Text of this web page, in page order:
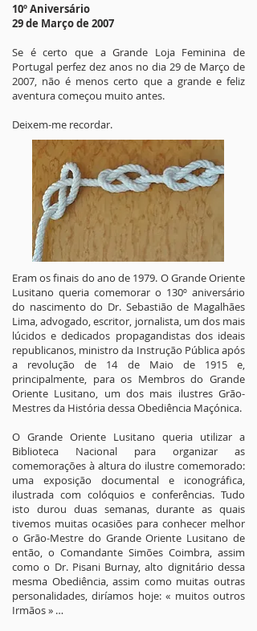
10º Aniversário
29 de Março de 2007
Se é certo que a Grande Loja Feminina de
Portugal perfez dez anos no dia 29 de Março de
2007, não é menos certo que a grande e feliz
aventura começou muito antes.
Deixem-me recordar.
Eram os finais do ano de 1979. O Grande Oriente
Lusitano queria comemorar o 130º aniversário
do nascimento do Dr. Sebastião de Magalhães
Lima, advogado, escritor, jornalista, um dos mais
lúcidos e dedicados propagandistas dos ideais
republicanos, ministro da Instrução Pública após
a revolução de 14 de Maio de 1915 e,
principalmente, para os Membros do Grande
Oriente Lusitano, um dos mais ilustres Grão-
Mestres da História dessa Obediência Maçónica.
O Grande Oriente Lusitano queria utilizar a
Biblioteca Nacional para organizar as
comemorações à altura do ilustre comemorado:
uma exposição documental e iconográfica,
ilustrada com colóquios e conferências. Tudo
isto durou duas semanas, durante as quais
tivemos muitas ocasiões para conhecer melhor
o Grão-Mestre do Grande Oriente Lusitano de
então, o Comandante Simões Coimbra, assim
como o Dr. Pisani Burnay, alto dignitário dessa
mesma Obediência, assim como muitas outras
personalidades, diríamos hoje: « muitos outros
Irmãos » …